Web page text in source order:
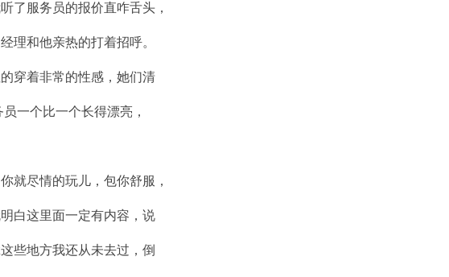
了服务员的报价直咋舌头，
理和他亲热的打着招呼。
穿着非常的性感，她们清
一个比一个长得漂亮，
尽情的玩儿，包你舒服，
白这里面一定有内容，说
些地方我还从未去过，倒